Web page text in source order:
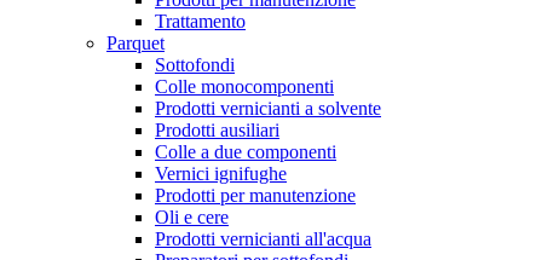
Trattamento
Parquet
Sottofondi
Colle monocomponenti
Prodotti vernicianti a solvente
Prodotti ausiliari
Colle a due componenti
Vernici ignifughe
Prodotti per manutenzione
Oli e cere
Prodotti vernicianti all'acqua